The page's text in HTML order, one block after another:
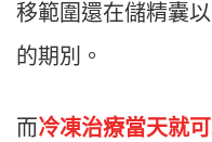
移範圍還在儲精囊
的期別。
而冷凍治療當天就